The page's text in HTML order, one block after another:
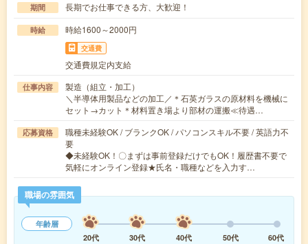
期間 長期でお仕事できる方、大歓迎！
時給 時給1600～2000円
交通費
交通費規定内支給
仕事内容
製造（組立・加工）
＼半導体用製品などの加工／＊石英ガラスの原材料を機械に
セット→カット＊材料置き場より部材の運搬≪待遇…
応募資格
職種未経験OK / ブランクOK / パソコンスキル不要 / 英語力不
要
◆未経験OK！〇まずは事前登録だけでもOK！履歴書不要で
気軽にオンライン登録★氏名・職種などを入力す…
職場の雰囲気
年齢層
20代
30代 40代 50代 60代